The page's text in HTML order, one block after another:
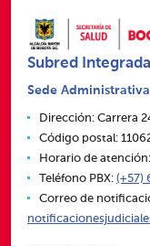
Subred
Sede Administrativa
Dirección: Carrera
Código postal:
Horario de
Teléfono PBX: (+57)
Correo de